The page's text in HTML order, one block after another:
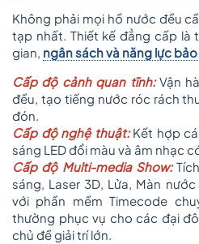
Không phải mọi hồ nước đều
tạp nhất. Thiết kế đẳng cấp là
gian, ngân sách và năng lực
Cấp độ cảnh quan tĩnh:Vận
đều, tạo tiếng nước róc rách
đón.
Cấp độ nghệ thuật:Kết hợp
sáng LED đổi màu và âm nhạc
Cấp độ Multi-media Show:
sáng, Laser 3D, Lửa, Màn
với phần mềm Timecode
thường phục vụ cho các đại
chủ đề giải trí lớn.